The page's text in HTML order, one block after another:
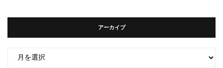
アーカイブ